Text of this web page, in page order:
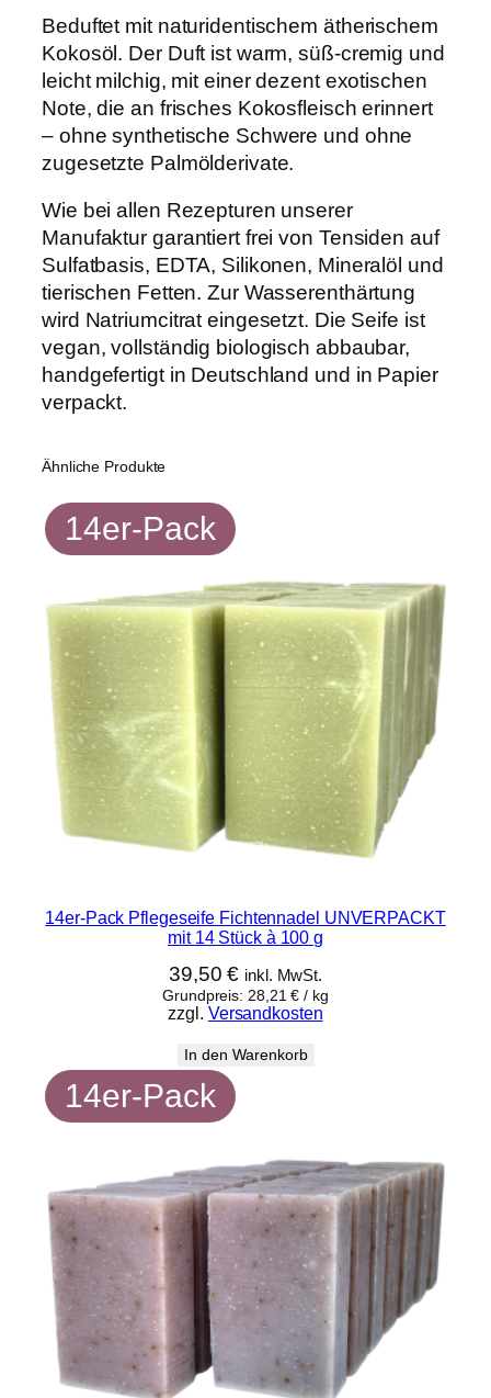
l
,
1
0
e
n
g
e
Beduftet mit naturidentischem ätherischem
Kokosöl. Der Duft ist warm, süß-cremig und
leicht milchig, mit einer dezent exotischen
Note, die an frisches Kokosfleisch erinnert
– ohne synthetische Schwere und ohne
zugesetzte Palmölderivate.
Wie bei allen Rezepturen unserer
Manufaktur garantiert frei von Tensiden auf
Sulfatbasis, EDTA, Silikonen, Mineralöl und
tierischen Fetten. Zur Wasserenthärtung
wird Natriumcitrat eingesetzt. Die Seife ist
vegan, vollständig biologisch abbaubar,
handgefertigt in Deutschland und in Papier
verpackt.
Ähnliche Produkte
14er-Pack
14er-Pack Pflegeseife Fichtennadel UNVERPACKT
mit 14 Stück à 100 g
39,50€ inkl. MwSt.
Grundpreis: 28,21€ / kg
zzgl. Versandkosten
In den Warenkorb
14er-Pack